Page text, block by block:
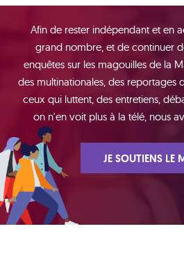
Afin de rester indépendant et en
grand nombre, et de continuer
enquêtes sur les magouilles de la
des multinationales, des reportages
ceux qui luttent, des entretiens,
on n'en voit plus à la télé, nous
JE SOUTIENS LE